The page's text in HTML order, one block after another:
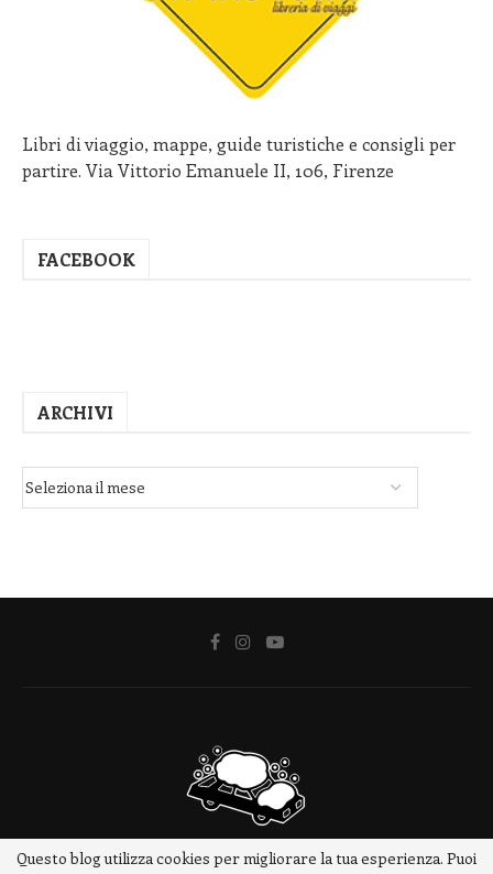
Libri di viaggio, mappe, guide turistiche e consigli per
partire. Via Vittorio Emanuele II, 106, Firenze
FACEBOOK
ARCHIVI
Questo blog utilizza cookies per migliorare la tua esperienza. Puoi